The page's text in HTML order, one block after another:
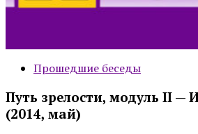
Прошедшие беседы
Путь зрелости, модуль II —
(2014, май)